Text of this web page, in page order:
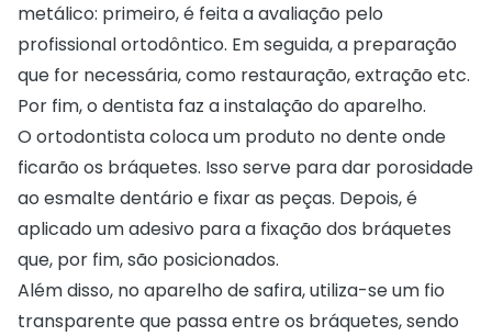
metálico: primeiro, é feita a avaliação pelo
profissional ortodôntico. Em seguida, a preparação
que for necessária, como restauração, extração etc.
Por fim, o dentista faz a instalação do aparelho.
O ortodontista coloca um produto no dente onde
ficarão os bráquetes. Isso serve para dar porosidade
ao esmalte dentário e fixar as peças. Depois, é
aplicado um adesivo para a fixação dos bráquetes
que, por fim, são posicionados.
Além disso, no aparelho de safira, utiliza-se um fio
transparente que passa entre os bráquetes, sendo